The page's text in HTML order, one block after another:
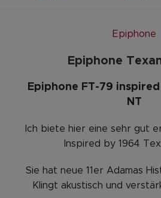
Epiphone
Epiphone
Epiphone FT-79
NT
Ich biete hier eine sehr gut
Inspired by 1964
Sie hat neue 11er Adamas
Klingt akustisch und